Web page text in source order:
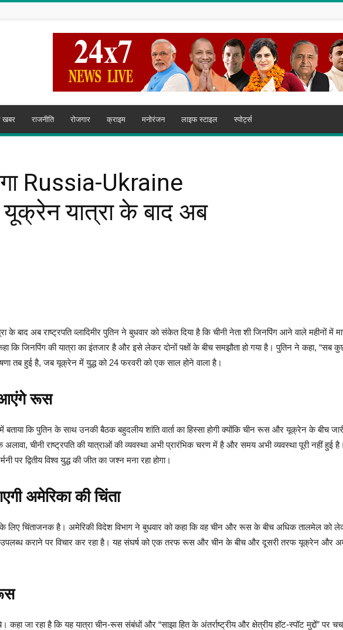
खबर राजनीति रोजगार क्राइम मनोरंजन लाइफ स्टाइल स्पोर्ट्स
Russia-Ukraine
यूक्रेन यात्रा के बाद अब
के बाद अब राष्ट्रपति व्लादिमीर पुतिन ने बुधवार को संकेत दिया है कि चीनी नेता शी जिनपिंग आने वाले महीनों में
कि जिनपिंग की यात्रा का इंतजार है और इसे लेकर दोनों पक्षों के बीच समझौता हो गया है। पुतिन ने कहा, “सब
तब हुई है, जब यूक्रेन में युद्ध को 24 फरवरी को एक साल होने वाला है।
आएंगे रूस
कि पुतिन के साथ उनकी बैठक बहुदलीय शांति वार्ता का हिस्सा होगी क्योंकि चीन रूस और यूक्रेन के बीच
अलावा, चीनी राष्ट्रपति की यात्राओं की व्यवस्था अभी प्रारंभिक चरण में है और समय अभी व्यवस्था पूरी नहीं हुई
द्वितीय विश्व युद्ध की जीत का जश्न मना रहा होगा।
अमेरिका की चिंता
के लिए चिंताजनक है। अमेरिकी विदेश विभाग ने बुधवार को कहा कि वह चीन और रूस के बीच अधिक तालमेल को
कराने पर विचार कर रहा है। यह संघर्ष को एक तरफ रूस और चीन के बीच और दूसरी तरफ यूक्रेन और
कहा जा रहा है कि यह यात्रा चीन-रूस संबंधों और “साझा हित के अंतर्राष्ट्रीय और क्षेत्रीय हॉट-स्पॉट मुद्दों” पर